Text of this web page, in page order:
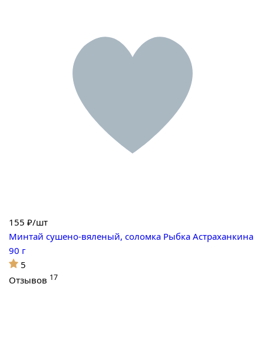
155 ₽/шт
Минтай сушено-вяленый, соломка Рыбка Астраханкина
90 г
5
Отзывов 17